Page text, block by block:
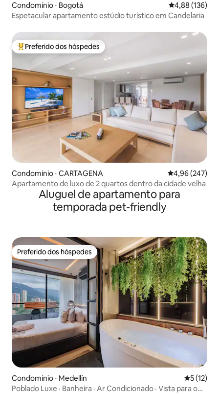
Condomínio ⋅ Bogotá 4,88 de uma
4,88 (136)
Espetacular apartamento estúdio turístico em Candelaria
Entre os melhores preferidos dos hóspedes
Preferido dos hóspedes
Condomínio ⋅ CARTAGENA 4,96 de uma
4,96 (247)
Apartamento de luxo de 2 quartos dentro da cidade velha
Aluguel de apartamento para
temporada pet-friendly
Preferido dos hóspedes
Preferido dos hóspedes
Condomínio ⋅ Medellín 5 de uma
5 (12)
Poblado Luxe · Banheira · Ar Condicionado · Vista para o